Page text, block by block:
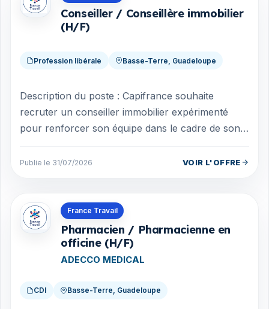
Conseiller / Conseillère immobilier
(H/F)
Profession libérale Basse-Terre, Guadeloupe
Description du poste : Capifrance souhaite
recruter un conseiller immobilier expérimenté
pour renforcer son équipe dans le cadre de son
Publie le 31/07/2026 VOIR L'OFFRE
France Travail
Pharmacien / Pharmacienne en
officine (H/F)
ADECCO MEDICAL
CDI Basse-Terre, Guadeloupe
Offres en Guadeloupe